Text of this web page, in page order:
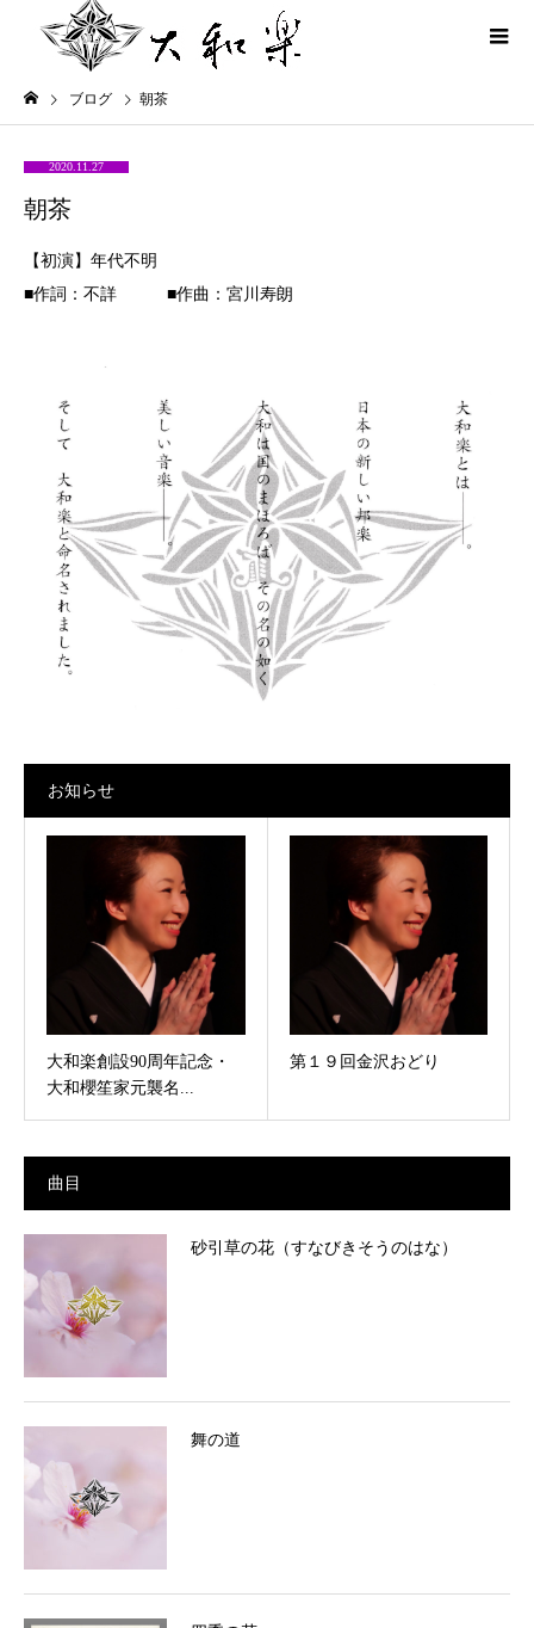
ブログ 朝茶
2020.11.27
朝茶
【初演】年代不明
■作詞：不詳 ■作曲：宮川寿朗
お知らせ
大和楽創設90周年記念・
大和櫻笙家元襲名...
第１９回金沢おどり
曲目
砂引草の花（すなびきそうのはな）
舞の道